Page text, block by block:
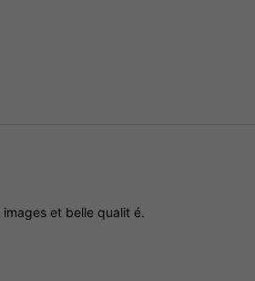
images et belle qualit é.